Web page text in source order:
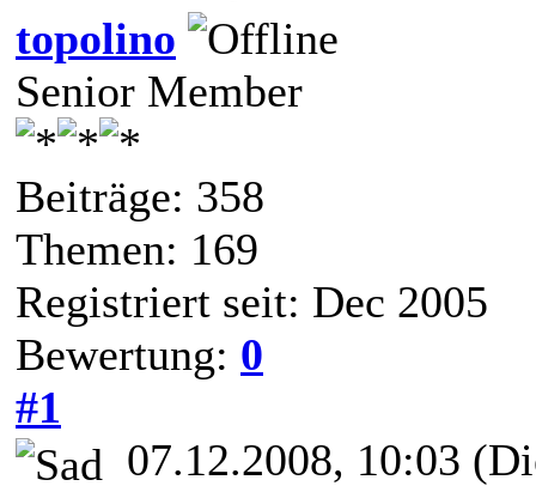
topolino
Senior Member
Beiträge: 358
Themen: 169
Registriert seit: Dec 2005
Bewertung: 0
#1
07.12.2008, 10:03